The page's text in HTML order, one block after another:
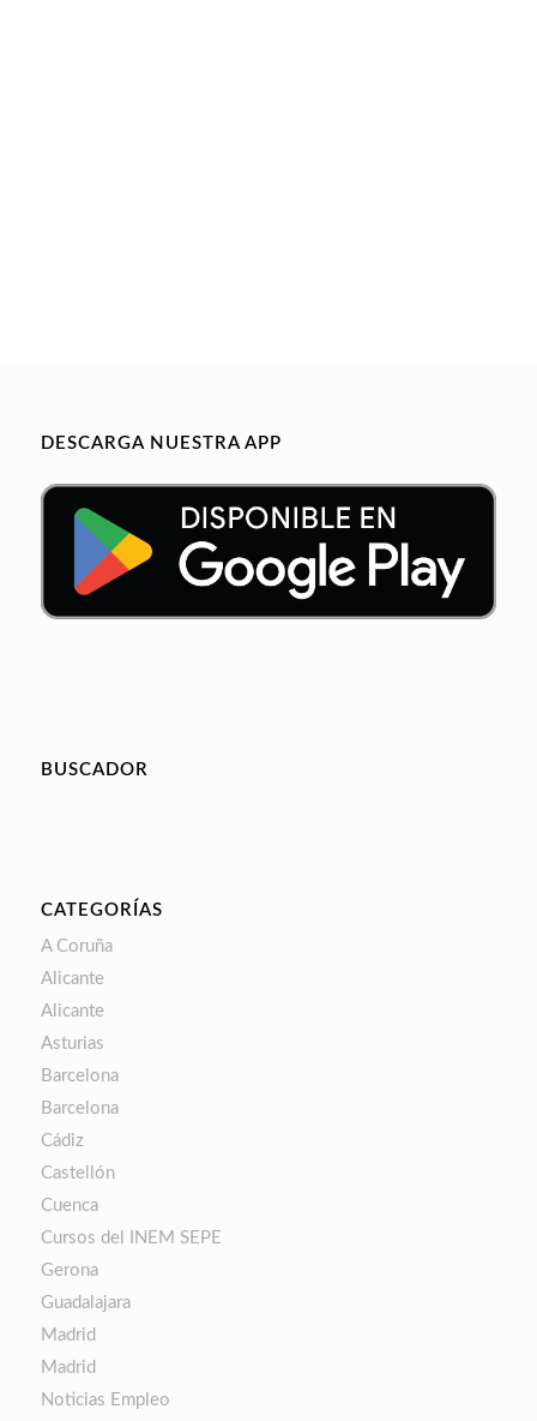
DESCARGA NUESTRA APP
BUSCADOR
CATEGORÍAS
A Coruña
Alicante
Alicante
Asturias
Barcelona
Barcelona
Cádiz
Castellón
Cuenca
Cursos del INEM SEPE
Gerona
Guadalajara
Madrid
Madrid
Noticias Empleo